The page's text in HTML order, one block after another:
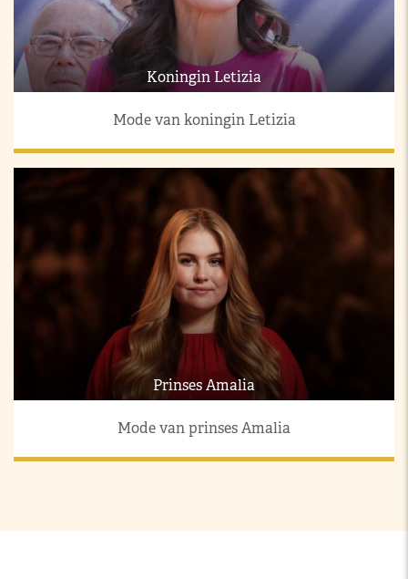
Koningin Letizia
Mode van koningin Letizia
Prinses Amalia
Mode van prinses Amalia